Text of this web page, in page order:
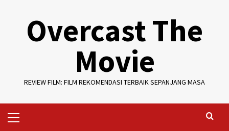
Overcast The
Movie
REVIEW FILM: FILM REKOMENDASI TERBAIK SEPANJANG MASA
Menu